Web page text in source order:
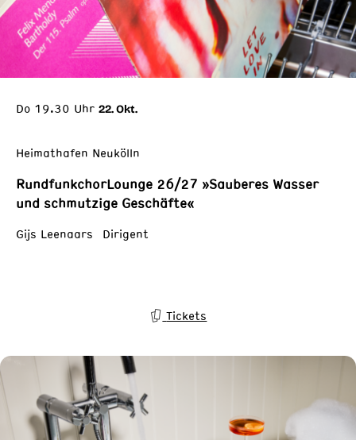
Do 19.30 Uhr 22. Okt.
Heimathafen Neukölln
RundfunkchorLounge 26/27 »Sauberes Wasser
und schmutzige Geschäfte«
Gijs Leenaars Dirigent
Tickets